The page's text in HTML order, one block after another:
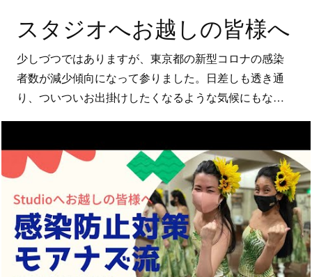
スタジオへお越しの皆様へ
少しづつではありますが、東京都の新型コロナの感染
者数が減少傾向になって参りました。日差しも透き通
り、ついついお出掛けしたくなるような気候にもな…